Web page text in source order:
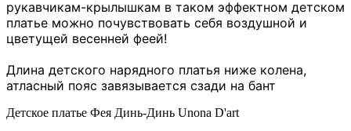
рукавчикам-крылышкам в таком эффектном детском
платье можно почувствовать себя воздушной и
цветущей весенней феей!
Длина детского нарядного платья ниже колена,
атласный пояс завязывается сзади на бант
Детское платье Фея Динь-Динь Unona D'art